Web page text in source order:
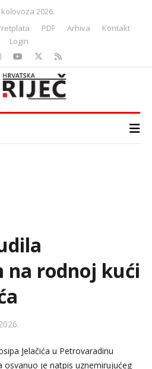
kolovoza 2026.
PDF Arhiva
Kontakt
Login
na rodnoj kući
Jelačića u Petrovaradinu
osvanuo je natpis uznemirujućeg